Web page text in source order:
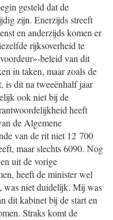
gesteld dat de
zijn. Enerzijds streeft
en anderzijds komen er
rijksoverheid te
beleid van dit
in taken, maar zoals de
is dit na tweeënhalf jaar
ook niet bij de
heeft
de Algemene
van de rit niet 12 700
maar slechts 6090. Nog
uit de vorige
heeft de minister wel
was niet duidelijk. Mij was
dit kabinet bij de start en
Straks komt de